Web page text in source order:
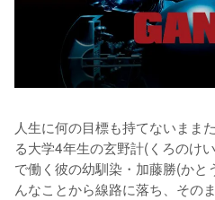
人生に何の目標も持てないまま
る大学4年生の玄野計(くろのけ
で働く彼の幼馴染・加藤勝(かと
んなことから線路に落ち、その